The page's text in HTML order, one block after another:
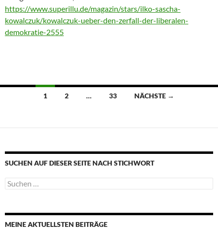
https://www.superillu.de/magazin/stars/ilko-sascha-
kowalczuk/kowalczuk-ueber-den-zerfall-der-liberalen-
demokratie-2555
Beitragsnavigation
1 2 … 33 NÄCHSTE →
SUCHEN AUF DIESER SEITE NACH STICHWORT
Suche
nach:
MEINE AKTUELLSTEN BEITRÄGE